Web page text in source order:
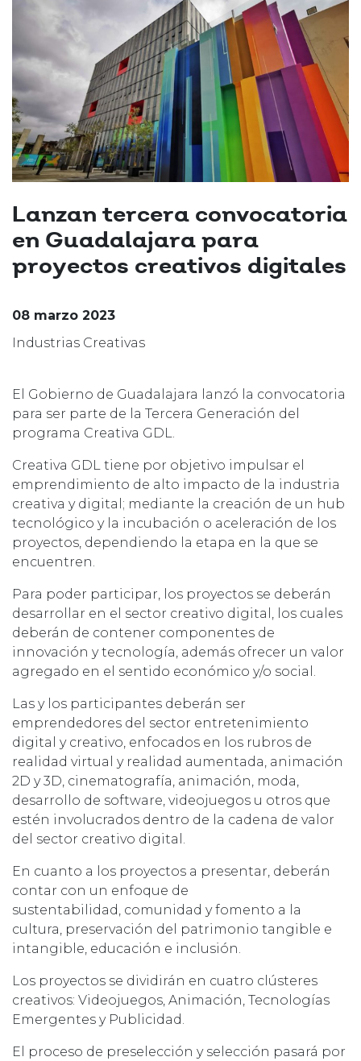
Lanzan tercera convocatoria
en Guadalajara para
proyectos creativos digitales
08 marzo 2023
Industrias Creativas
El Gobierno de Guadalajara lanzó la convocatoria
para ser parte de la Tercera Generación del
programa Creativa GDL.
Creativa GDL tiene por objetivo impulsar el
emprendimiento de alto impacto de la industria
creativa y digital; mediante la creación de un hub
tecnológico y la incubación o aceleración de los
proyectos, dependiendo la etapa en la que se
encuentren.
Para poder participar, los proyectos se deberán
desarrollar en el sector creativo digital, los cuales
deberán de contener componentes de
innovación y tecnología, además ofrecer un valor
agregado en el sentido económico y/o social.
Las y los participantes deberán ser
emprendedores del sector entretenimiento
digital y creativo, enfocados en los rubros de
realidad virtual y realidad aumentada, animación
2D y 3D, cinematografía, animación, moda,
desarrollo de software, videojuegos u otros que
estén involucrados dentro de la cadena de valor
del sector creativo digital.
En cuanto a los proyectos a presentar, deberán
contar con un enfoque de
sustentabilidad, comunidad y fomento a la
cultura, preservación del patrimonio tangible e
intangible, educación e inclusión.
Los proyectos se dividirán en cuatro clústeres
creativos: Videojuegos, Animación, Tecnologías
Emergentes y Publicidad.
El proceso de preselección y selección pasará por